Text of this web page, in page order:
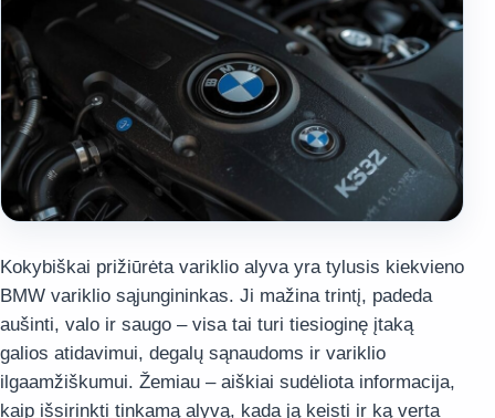
Kokybiškai prižiūrėta variklio alyva yra tylusis kiekvieno
BMW variklio sąjungininkas. Ji mažina trintį, padeda
aušinti, valo ir saugo – visa tai turi tiesioginę įtaką
galios atidavimui, degalų sąnaudoms ir variklio
ilgaamžiškumui. Žemiau – aiškiai sudėliota informacija,
kaip išsirinkti tinkamą alyvą, kada ją keisti ir ką verta